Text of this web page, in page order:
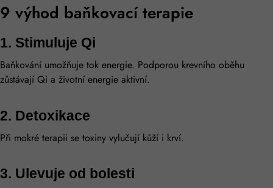
9 výhod baňkovací terapie
1. Stimuluje Qi
Baňkování umožňuje tok energie. Podporou krevního oběhu
zůstávají Qi a životní energie aktivní.
2. Detoxikace
Při mokré terapii se toxiny vylučují kůží i krví.
3. Ulevuje od bolesti